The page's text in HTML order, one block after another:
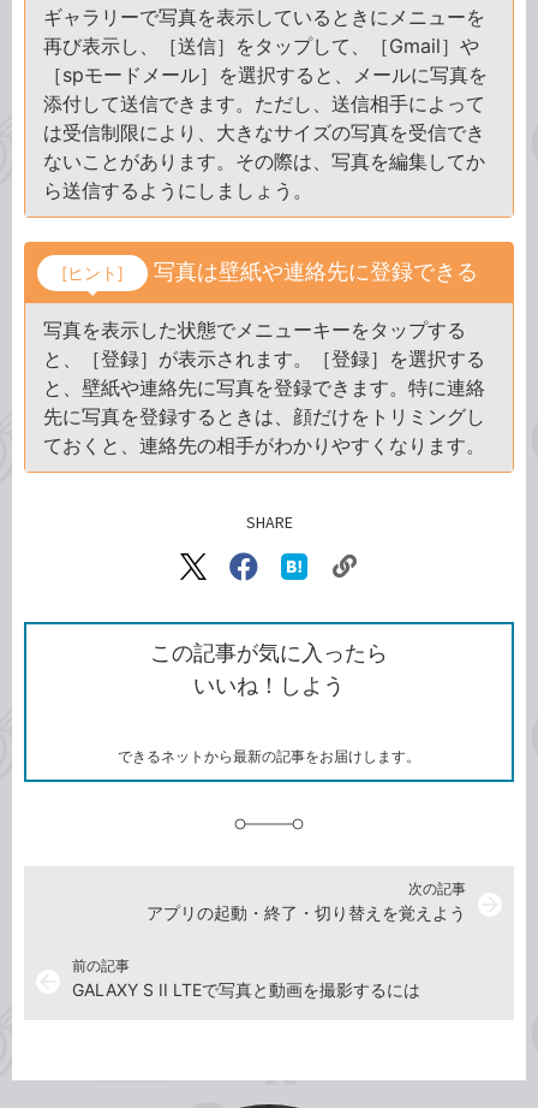
ギャラリーで写真を表示しているときにメニューを
再び表示し、［送信］をタップして、［Gmail］や
［spモードメール］を選択すると、メールに写真を
添付して送信できます。ただし、送信相手によって
は受信制限により、大きなサイズの写真を受信でき
ないことがあります。その際は、写真を編集してか
ら送信するようにしましょう。
[ヒント] 写真は壁紙や連絡先に登録できる
写真を表示した状態でメニューキーをタップする
と、［登録］が表示されます。［登録］を選択する
と、壁紙や連絡先に写真を登録できます。特に連絡
先に写真を登録するときは、顔だけをトリミングし
ておくと、連絡先の相手がわかりやすくなります。
SHARE
X（旧
で
シ
ェ
ア
Facebook
シ
ェ
ア
な
ブ
ッ
ク
ク
ク
を
コ
この記事が気に入ったら
いいね！しよう
できるネットから最新の記事をお届けします。
前の記事
GALAXY S II LTEで写真と動画を撮影するには
次の記事
アプリの起動・終了・切り替えを覚えよう